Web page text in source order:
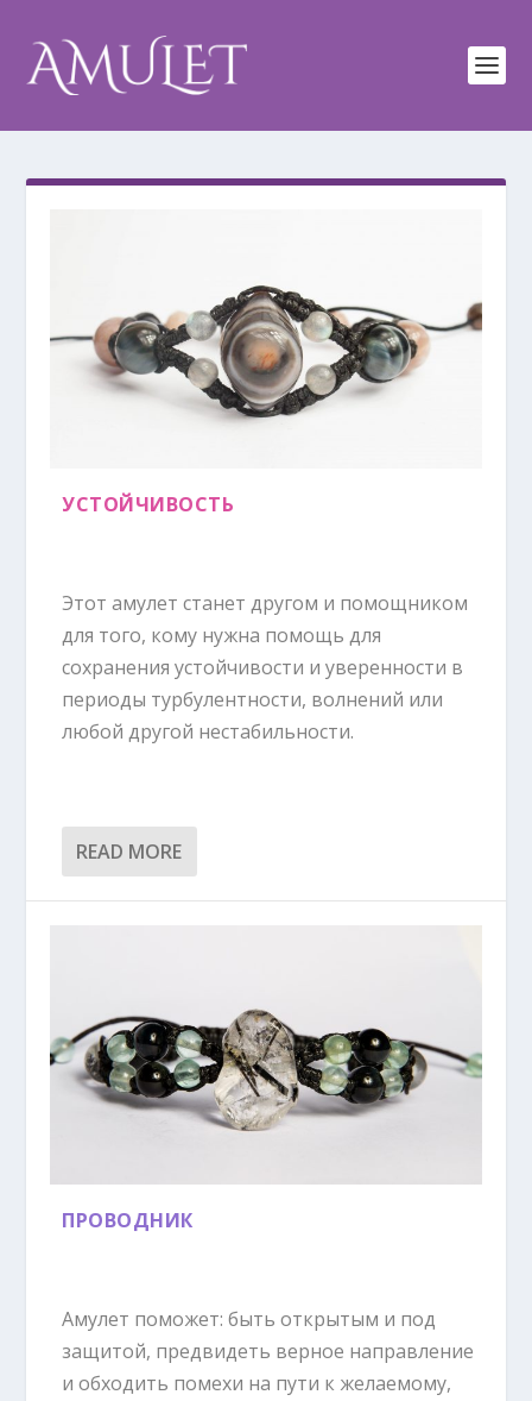
УСТОЙЧИВОСТЬ
Этот амулет станет другом и помощником
для того, кому нужна помощь для
сохранения устойчивости и уверенности в
периоды турбулентности, волнений или
любой другой нестабильности.
READ MORE
ПРОВОДНИК
Амулет поможет: быть открытым и под
защитой, предвидеть верное направление
и обходить помехи на пути к желаемому,